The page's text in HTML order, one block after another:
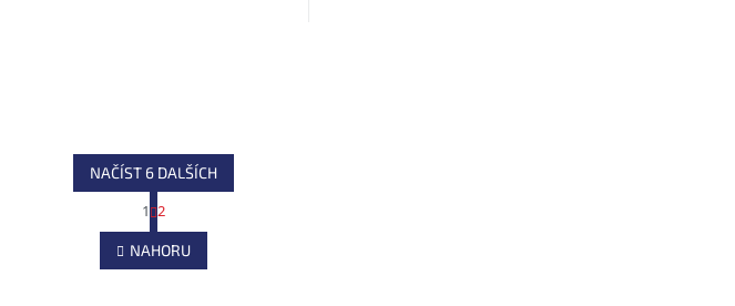
O
v
l
NAČÍST 6 DALŠÍCH
t
r
á
n
1 2
NAHORU